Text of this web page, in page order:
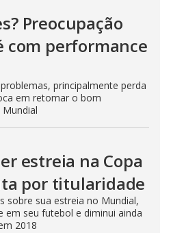
Preocupação
com performance
principalmente perda
em retomar o bom
estreia na Copa
por titularidade
sobre sua estreia no Mundial,
em seu futebol e diminui ainda
2018